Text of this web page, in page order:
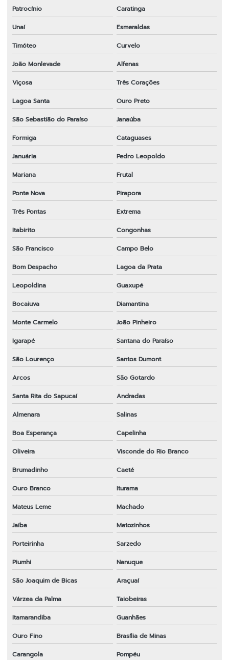
Patrocínio
Caratinga
Unaí
Esmeraldas
Timóteo
Curvelo
João Monlevade
Alfenas
Viçosa
Três Corações
Lagoa Santa
Ouro Preto
São Sebastião do Paraíso
Janaúba
Formiga
Cataguases
Januária
Pedro Leopoldo
Mariana
Frutal
Ponte Nova
Pirapora
Três Pontas
Extrema
Itabirito
Congonhas
São Francisco
Campo Belo
Bom Despacho
Lagoa da Prata
Leopoldina
Guaxupé
Bocaiuva
Diamantina
Monte Carmelo
João Pinheiro
Igarapé
Santana do Paraíso
São Lourenço
Santos Dumont
Arcos
São Gotardo
Santa Rita do Sapucaí
Andradas
Almenara
Salinas
Boa Esperança
Capelinha
Oliveira
Visconde do Rio Branco
Brumadinho
Caeté
Ouro Branco
Iturama
Mateus Leme
Machado
Jaíba
Matozinhos
Porteirinha
Sarzedo
Piumhi
Nanuque
São Joaquim de Bicas
Araçuaí
Várzea da Palma
Taiobeiras
Itamarandiba
Guanhães
Ouro Fino
Brasília de Minas
Carangola
Pompéu